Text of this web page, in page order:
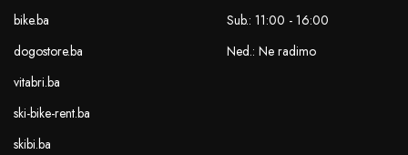
bike.ba
dogostore.ba
vitabri.ba
ski-bike-rent.ba
skibi.ba
Sub.: 11:00 - 16:00
Ned.: Ne radimo